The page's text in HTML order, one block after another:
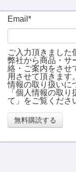
Email*
ご入力頂きました
弊社から商品・サ
絡・ご案内をさせ
用させて頂きます
情報の取り扱いに
「個人情報の取り
て 」をご覧くださ